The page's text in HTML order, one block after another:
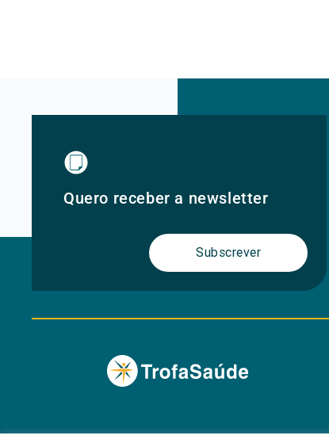
Quero receber a newsletter
Subscrever